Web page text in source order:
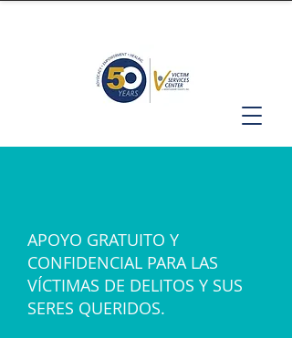
APOYO GRATUITO Y
CONFIDENCIAL PARA LAS
VÍCTIMAS DE DELITOS Y SUS
SERES QUERIDOS.